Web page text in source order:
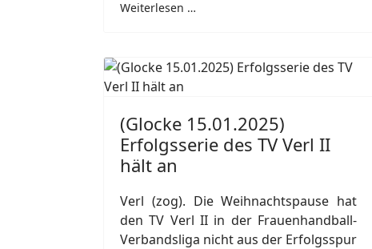
Weiterlesen …
(Glocke 15.01.2025)
Erfolgsserie des TV Verl II
hält an
Verl (zog). Die Weihnachtspause hat
den TV Verl II in der Frauenhandball-
Verbandsliga nicht aus der Erfolgsspur